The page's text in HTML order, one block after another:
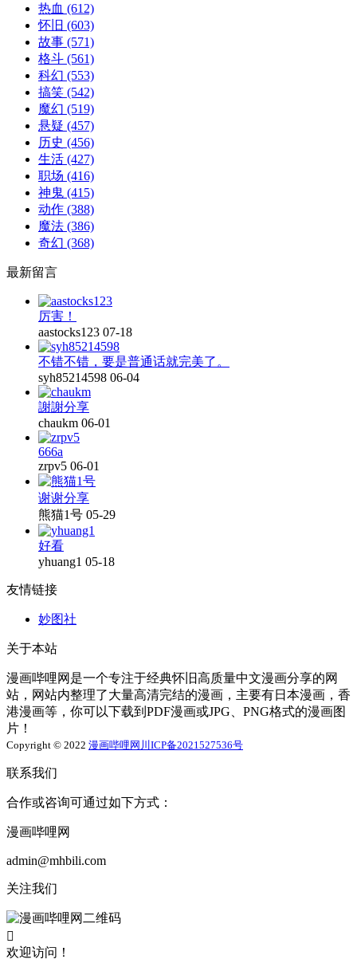
热血 (612)
怀旧 (603)
故事 (571)
格斗 (561)
科幻 (553)
搞笑 (542)
魔幻 (519)
悬疑 (457)
历史 (456)
生活 (427)
职场 (416)
神鬼 (415)
动作 (388)
魔法 (386)
奇幻 (368)
最新留言
厉害！
aastocks123 07-18
不错不错，要是普通话就完美了。
syh85214598 06-04
謝謝分享
chaukm 06-01
666a
zrpv5 06-01
谢谢分享
熊猫1号 05-29
好看
yhuang1 05-18
友情链接
妙图社
关于本站
漫画哔哩网是一个专注于经典怀旧高质量中文漫画分享的网
站，网站内整理了大量高清完结的漫画，主要有日本漫画，香
港漫画等，你可以下载到PDF漫画或JPG、PNG格式的漫画图
片！
Copyright © 2022 漫画哔哩网 川ICP备2021527536号
联系我们
合作或咨询可通过如下方式：
漫画哔哩网
admin@mhbili.com
关注我们

欢迎访问！